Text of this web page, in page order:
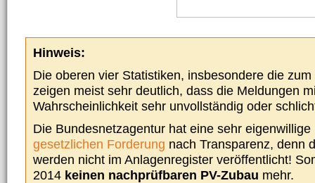
Hinweis:
Die oberen vier Statistiken, insbesondere die
zeigen meist sehr deutlich, dass die Meldungen
Wahrscheinlichkeit sehr unvollständig oder
Die Bundesnetzagentur hat eine sehr
gesetzlichen Forderung nach Transparenz, denn
werden nicht im Anlagenregister veröffentlicht!
2014 keinen nachprüfbaren PV-Zubau mehr.